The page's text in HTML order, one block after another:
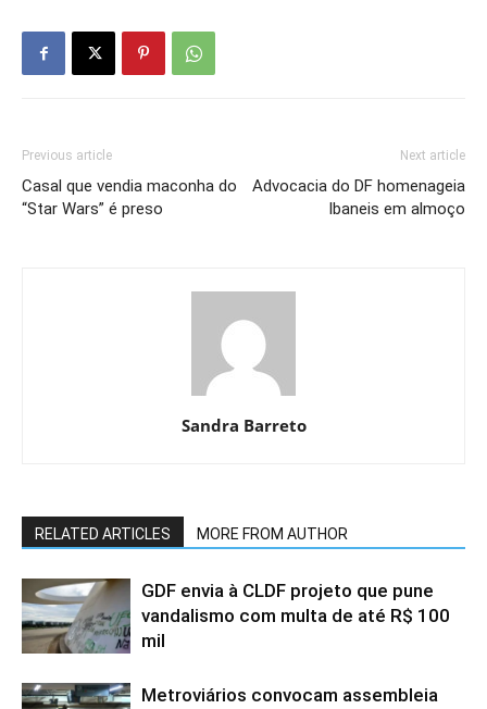
Previous article
Casal que vendia maconha do
“Star Wars” é preso
Next article
Advocacia do DF homenageia
Ibaneis em almoço
Sandra Barreto
RELATED ARTICLES MORE FROM AUTHOR
GDF envia à CLDF projeto que pune
vandalismo com multa de até R$ 100
mil
Metroviários convocam assembleia